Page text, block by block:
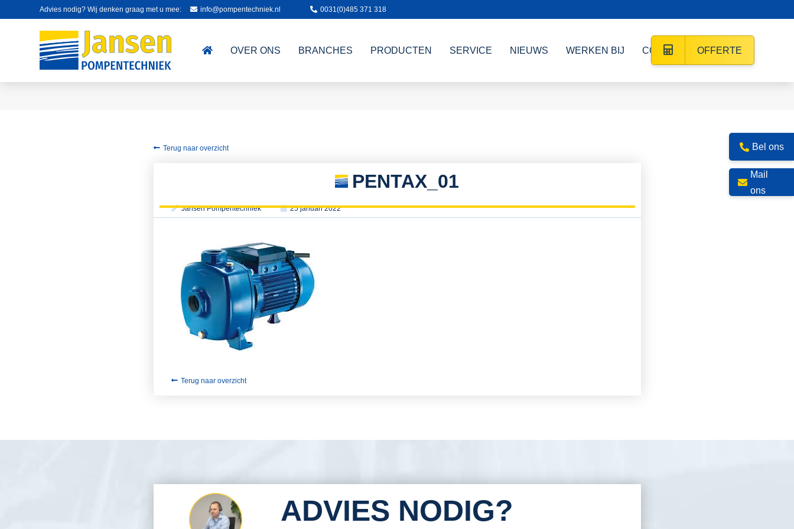
Advies nodig? Wij denken graag met u mee: info@pompentechniek.nl 0031(0)485 371 318
OVER ONS BRANCHES PRODUCTEN SERVICE NIEUWS WERKEN BIJ CONTACT OFFERTE
Terug naar overzicht
PENTAX_01
Jansen Pompentechniek 25 januari 2022
Terug naar overzicht
ADVIES NODIG?
Bel ons
Mail
ons